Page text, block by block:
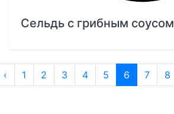
Сельдь с грибным соусом
‹ 1 2 3 4 5 6 7 8